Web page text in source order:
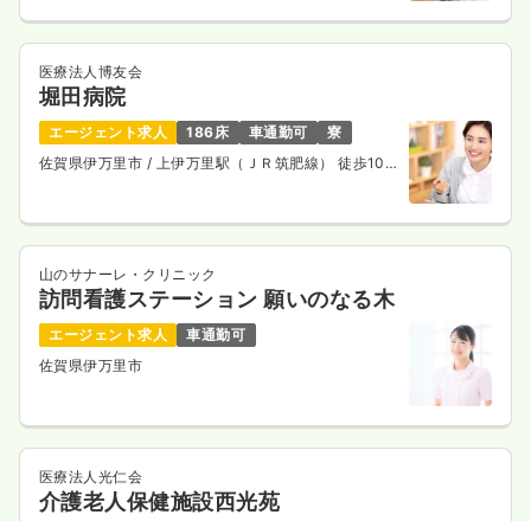
医療法人博友会
堀田病院
エージェント求人 186床 車通勤可
寮
佐賀県伊万里市 / 上伊万里駅（ＪＲ筑肥線） 徒歩10
山のサナーレ・クリニック
訪問看護ステーション 願いのなる木
エージェント求人
車通勤可
佐賀県伊万里市
医療法人光仁会
介護老人保健施設西光苑